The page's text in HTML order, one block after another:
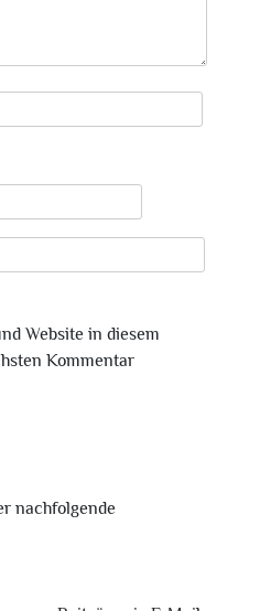
Website in diesem
Kommentar
nachfolgende